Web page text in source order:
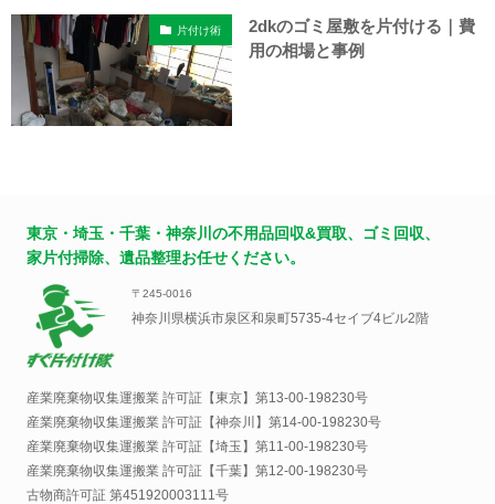
片付け術
2dkのゴミ屋敷を片付ける｜費
用の相場と事例
東京・埼玉・千葉・神奈川の不用品回収&買取、ゴミ回収、
家片付掃除、遺品整理お任せください。
〒245-0016
神奈川県横浜市泉区和泉町5735-4セイブ4ビル2階
産業廃棄物収集運搬業 許可証【東京】 第13-00-198230号
産業廃棄物収集運搬業 許可証【神奈川】 第14-00-198230号
産業廃棄物収集運搬業 許可証【埼玉】 第11-00-198230号
産業廃棄物収集運搬業 許可証【千葉】 第12-00-198230号
古物商許可証 第451920003111号